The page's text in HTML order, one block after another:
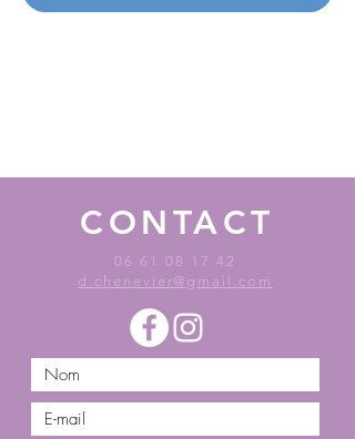
CONTACT
06 61 08 17 42
d.chenevier@gmail.com